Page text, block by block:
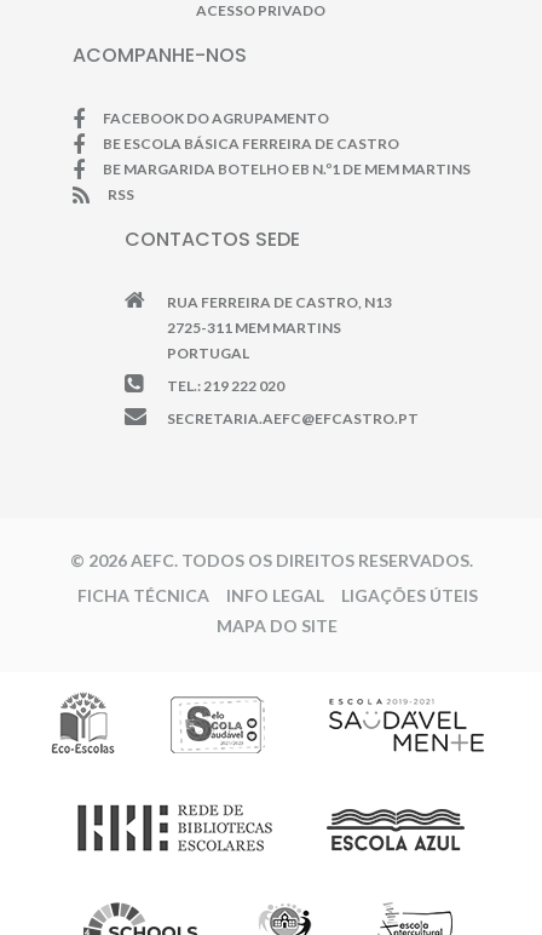
ACESSO PRIVADO
ACOMPANHE-NOS
FACEBOOK DO AGRUPAMENTO
BE ESCOLA BÁSICA FERREIRA DE CASTRO
BE MARGARIDA BOTELHO EB N.º1 DE MEM MARTINS
RSS
CONTACTOS SEDE
RUA FERREIRA DE CASTRO, N13
2725-311 MEM MARTINS
PORTUGAL
TEL.: 219 222 020
SECRETARIA.AEFC@EFCASTRO.PT
© 2026 AEFC. TODOS OS DIREITOS RESERVADOS.
FICHA TÉCNICA
INFO LEGAL
LIGAÇÕES ÚTEIS
MAPA DO SITE